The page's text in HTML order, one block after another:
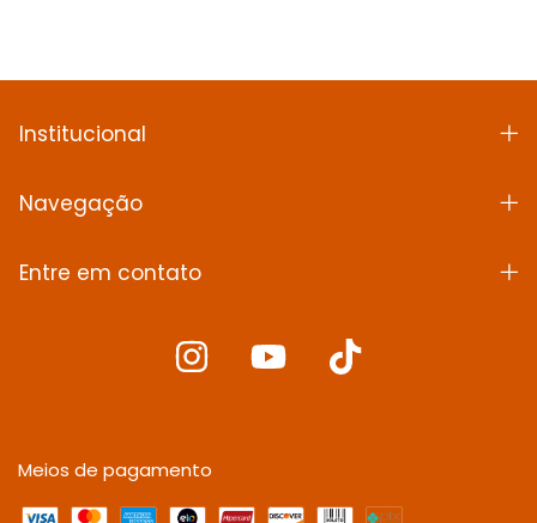
Institucional
Navegação
Entre em contato
Meios de pagamento